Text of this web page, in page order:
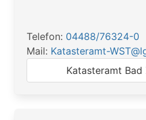
Telefon: 04488/76324-0
Mail: Katasteramt-
Katasteramt Bad